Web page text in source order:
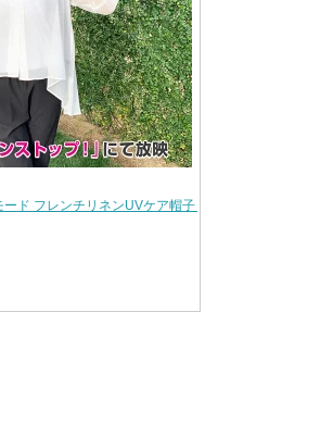
ド フレンチリネンUVケア帽子 小さいサイズ AR2361